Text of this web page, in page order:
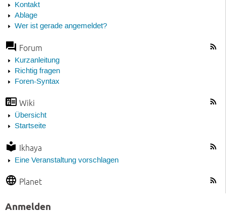
Kontakt
Ablage
Wer ist gerade angemeldet?
Forum
Kurzanleitung
Richtig fragen
Foren-Syntax
Wiki
Übersicht
Startseite
Ikhaya
Eine Veranstaltung vorschlagen
Planet
Anmelden